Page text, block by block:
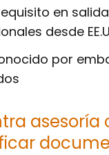
en
desde
por
asesoría